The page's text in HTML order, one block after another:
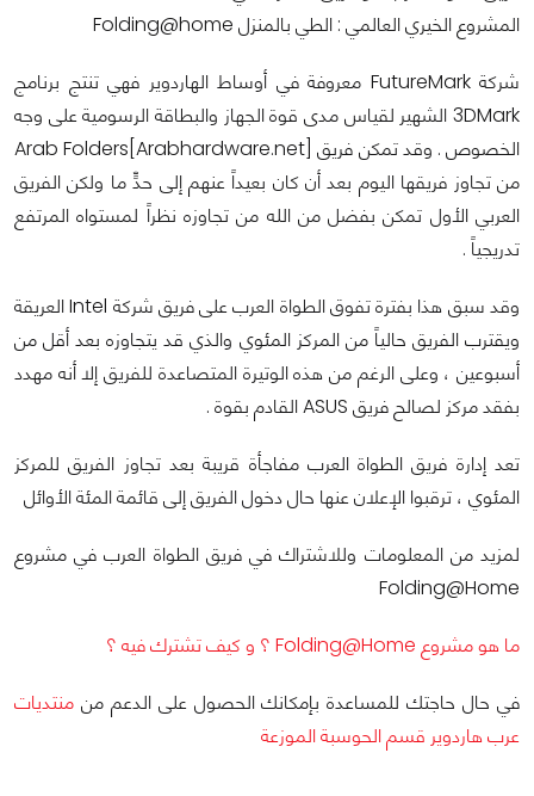
المشروع الخيري العالمي : الطي بالمنزل Folding@home
شركة FutureMark معروفة في أوساط الهاردوير فهي تنتج برنامج
3DMark الشهير لقياس مدى قوة الجهاز والبطاقة الرسومية على وجه
الخصوص . وقد تمكن فريق Arab Folders[Arabhardware.net]
من تجاوز فريقها اليوم بعد أن كان بعيداً عنهم إلى حدٍّ ما ولكن الفريق
العربي الأول تمكن بفضل من الله من تجاوزه نظراً لمستواه المرتفع
تدريجياً .
وقد سبق هذا بفترة تفوق الطواة العرب على فريق شركة Intel العريقة
ويقترب الفريق حالياً من المركز المئوي والذي قد يتجاوزه بعد أقل من
أسبوعين ، وعلى الرغم من هذه الوتيرة المتصاعدة للفريق إلا أنه مهدد
بفقد مركز لصالح فريق ASUS القادم بقوة .
تعد إدارة فريق الطواة العرب مفاجأة قريبة بعد تجاوز الفريق للمركز
المئوي ، ترقبوا الإعلان عنها حال دخول الفريق إلى قائمة المئة الأوائل
لمزيد من المعلومات وللاشتراك في فريق الطواة العرب في مشروع
Folding@Home
ما هو مشروع Folding@Home ؟ و كيف تشترك فيه ؟
في حال حاجتك للمساعدة بإمكانك الحصول على الدعم من منتديات
عرب هاردوير قسم الحوسبة الموزعة